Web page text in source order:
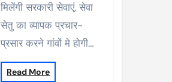
मिलेंगी सरकारी सेवाएं, सेवा
सेतु का व्यापक प्रचार-
प्रसार करने गांवों मे होगी…
Read More